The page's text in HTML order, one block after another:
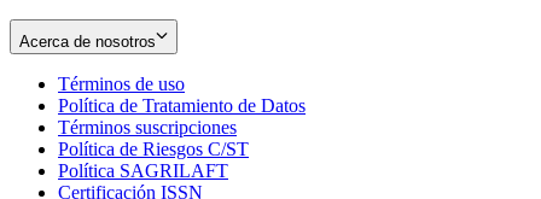
Acerca de nosotros
Términos de uso
in
new
window
Política de Tratamiento de Datos
Términos suscripciones
in
Política de Riesgos C/ST
Política SAGRILAFT
Certificación ISSN